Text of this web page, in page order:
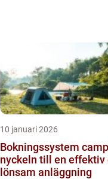
10 januari 2026
Bokningssystem
nyckeln till en effektiv
lönsam anläggning